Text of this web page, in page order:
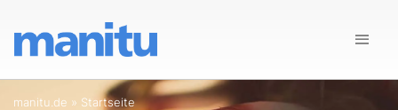
manitu.de » Startseite